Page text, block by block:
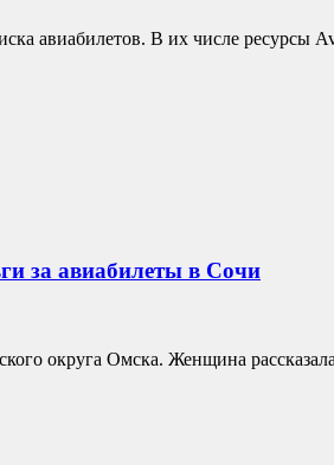
авиабилетов. В их числе ресурсы
за авиабилеты в Сочи
округа Омска. Женщина